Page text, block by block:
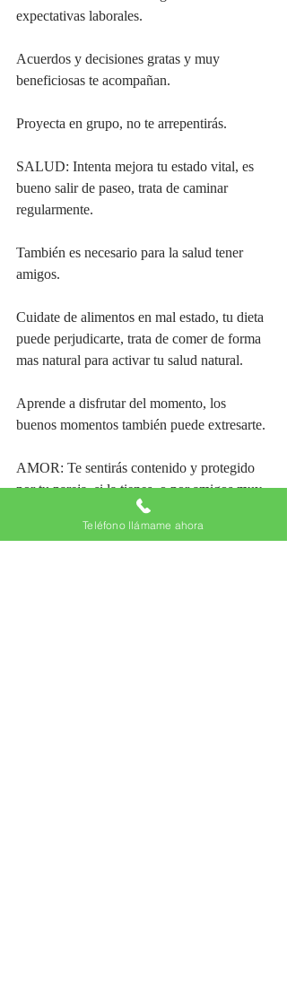
expectativas laborales.
Acuerdos y decisiones gratas y muy
beneficiosas te acompañan.
Proyecta en grupo, no te arrepentirás.
SALUD: Intenta mejora tu estado vital, es
bueno salir de paseo, trata de caminar
regularmente.
También es necesario para la salud tener
amigos.
Cuidate de alimentos en mal estado, tu dieta
puede perjudicarte, trata de comer de forma
mas natural para activar tu salud natural.
Aprende a disfrutar del momento, los
buenos momentos también puede extresarte.
AMOR: Te sentirás contenido y protegido
por tu pareja, si la tienes, o por amigos muy
cercanos si en encuentras solo.
Teléfono llámame ahora